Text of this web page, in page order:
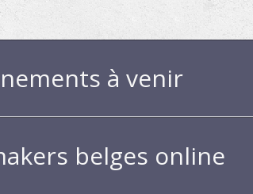
à venir
belges online